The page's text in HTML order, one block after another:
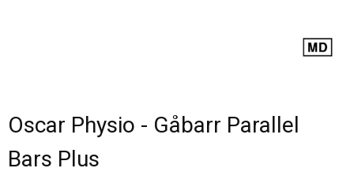
Oscar Physio - Gåbarr Parallel
Bars Plus